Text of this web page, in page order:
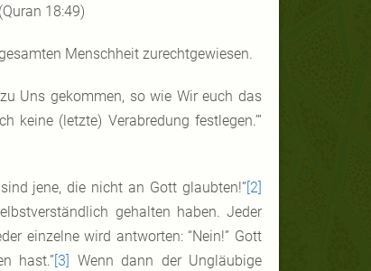
18:49)
Menschheit zurechtgewiesen.
Uns gekommen, so wie Wir euch das
(letzte) Verabredung festlegen.’”
jene, die nicht an Gott glaubten!”[2]
gehalten haben. Jeder
einzelne wird antworten: “Nein!” Gott
hast.”[3] Wenn dann der Ungläubige